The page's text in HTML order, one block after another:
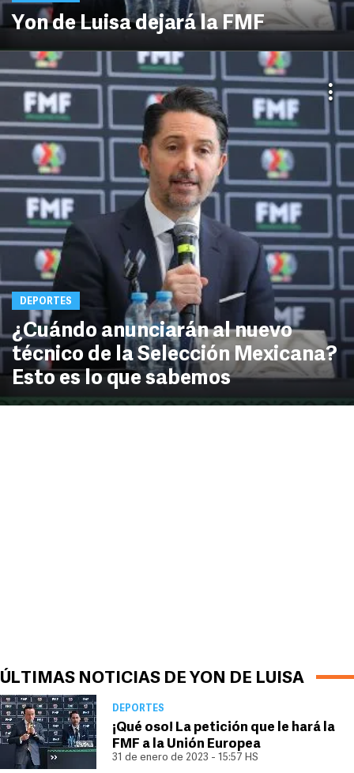
Yon de Luisa dejará la FMF
DEPORTES
¿Cuándo anunciarán al nuevo
técnico de la Selección Mexicana?
Esto es lo que sabemos
ÚLTIMAS NOTICIAS DE YON DE LUISA
DEPORTES
¡Qué oso! La petición que le hará la
FMF a la Unión Europea
31 de enero de 2023 - 15:57 HS